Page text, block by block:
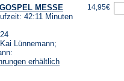
MESSE
42:11 Minuten
Lünnemann;
erhältlich
14,95€